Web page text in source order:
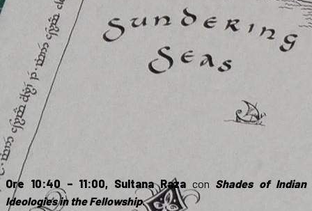
Ore 10:40 – 11:00, Sultana Razacon Shades of Indian
Ideologies in the Fellowship.